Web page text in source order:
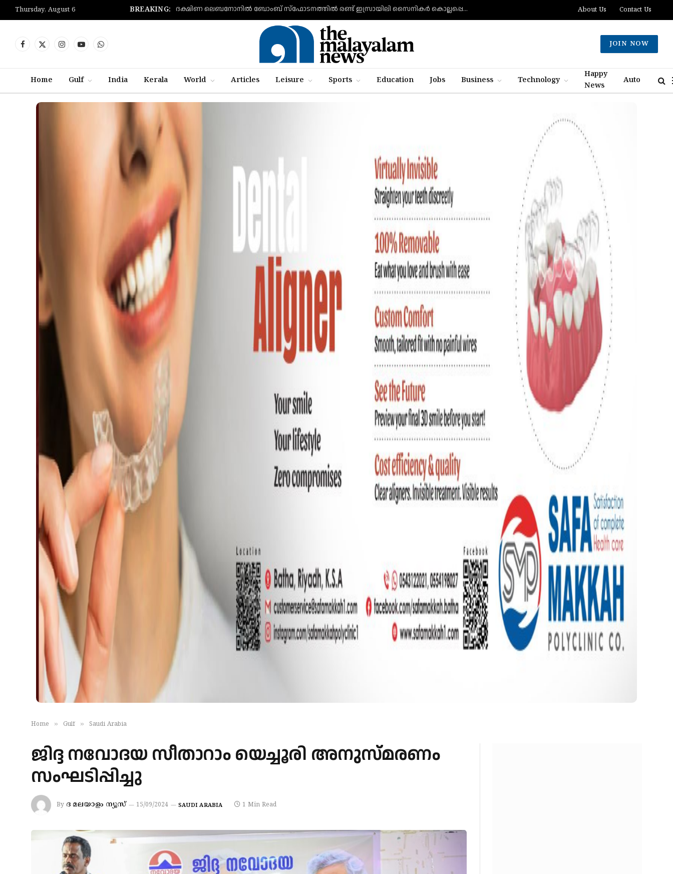
Thursday, August 6 BREAKING: ദക്ഷിണ ലെബനോനില്‍ ബോംബ് സ്‌ഫോടനത്തില്‍ രണ്ട് ഇസ്രായിലി സൈനികര്‍ കൊല്ലപ്പെട്ടു; ഏഴുപേര്‍ക്ക് പരിക്ക് About Us Contact Us
Facebook
X
InstagramYouTubeWhatsApp
JOIN NOW
Home Gulf India Kerala World Articles Leisure Sports Education Jobs Business Technology
Happy
News
Auto
Home » Gulf » Saudi Arabia
ജിദ്ദ നവോദയ സീതാറാം യെച്ചൂരി അനുസ്മരണം
സംഘടിപ്പിച്ചു
By ദ മലയാളം ന്യൂസ് 15/09/2024 SAUDI ARABIA 1 Min Read